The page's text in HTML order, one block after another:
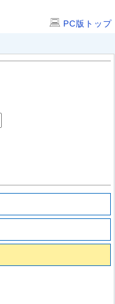
PC版トップ